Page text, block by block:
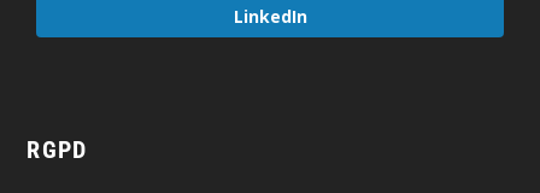
LinkedIn
RGPD